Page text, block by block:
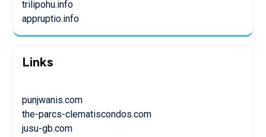
trilipohu.info
appruptio.info
Links
punjwanis.com
the-parcs-clematiscondos.com
jusu-gb.com